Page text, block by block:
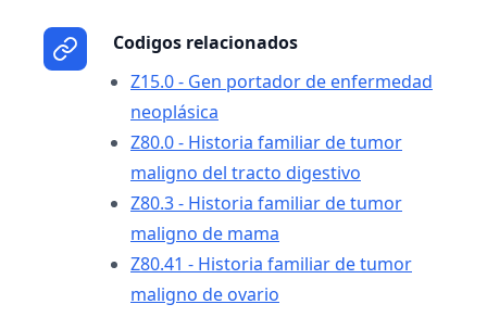
Codigos relacionados
Z15.0 - Gen portador de enfermedad
neoplásica
Z80.0 - Historia familiar de tumor
maligno del tracto digestivo
Z80.3 - Historia familiar de tumor
maligno de mama
Z80.41 - Historia familiar de tumor
maligno de ovario